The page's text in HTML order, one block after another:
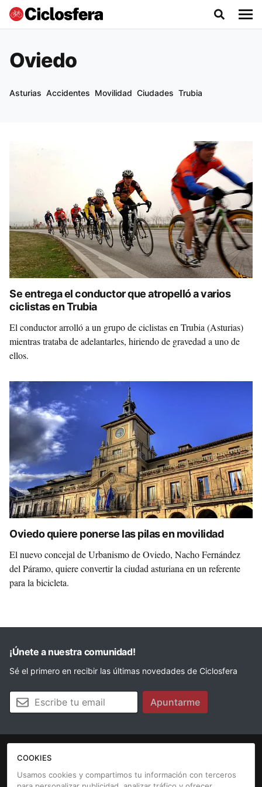
Oviedo
Asturias Accidentes Movilidad Ciudades Trubia
Se entrega el conductor que atropelló a varios
ciclistas en Trubia
El conductor arrolló a un grupo de ciclistas en Trubia (Asturias)
mientras trataba de adelantarles, hiriendo de gravedad a uno de
ellos.
Oviedo quiere ponerse las pilas en movilidad
El nuevo concejal de Urbanismo de Oviedo, Nacho Fernández
del Páramo, quiere convertir la ciudad asturiana en un referente
para la bicicleta.
¡Únete a nuestra comunidad!
Sé el primero en recibir las últimas novedades de Ciclosfera
Tu email Apuntarme
La revista
COOKIES
Usamos cookies y compartimos tu información con terceros